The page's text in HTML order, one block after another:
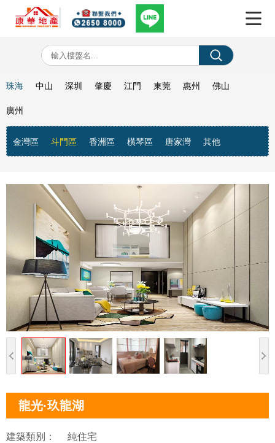
珠海
金灣區 斗門區 香洲區 橫琴區 唐家灣 其他
中山 深圳 肇慶 江門 東莞 惠州 佛山
廣州
龍光·玖龍湖
建築類別： 純住宅